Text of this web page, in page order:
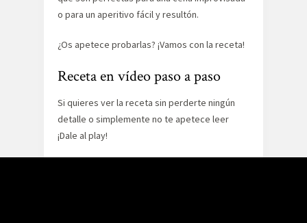
o para un aperitivo fácil y resultón.
¿Os apetece probarlas? ¡Vamos con la receta!
Receta en vídeo paso a paso
Si quieres ver la receta sin perderte ningún
detalle o simplemente no te apetece leer
¡Dale al play!